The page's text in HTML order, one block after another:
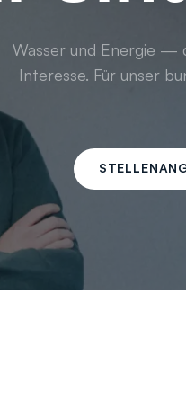
Wasser und Energie —
Interesse. Für unser